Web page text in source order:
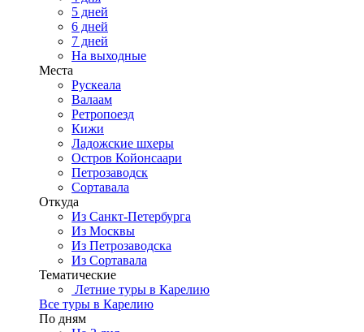
5 дней
6 дней
7 дней
На выходные
Места
Рускеала
Валаам
Ретропоезд
Кижи
Ладожские шхеры
Остров Койонсаари
Петрозаводск
Сортавала
Откуда
Из Санкт-Петербурга
Из Москвы
Из Петрозаводска
Из Сортавала
Тематические
Летние туры в Карелию
Все туры в Карелию
По дням